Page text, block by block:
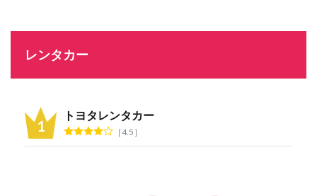
レンタカー
トヨタレンタカー
4.5